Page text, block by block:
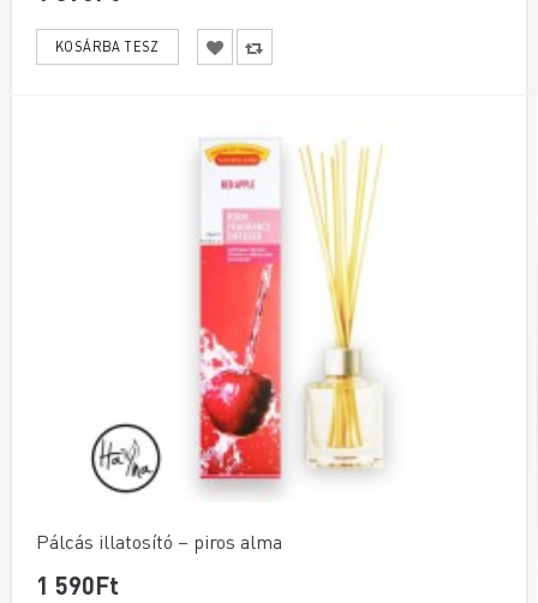
Pálcás illatosító – piros alma
1 590Ft